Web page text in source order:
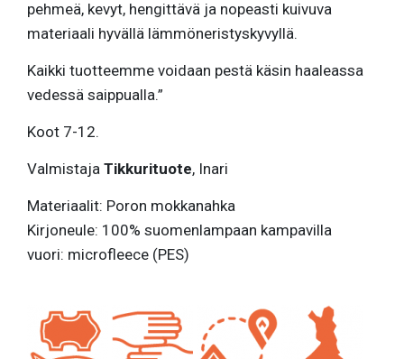
pehmeä, kevyt, hengittävä ja nopeasti kuivuva
materiaali hyvällä lämmöneristyskyvyllä.
Kaikki tuotteemme voidaan pestä käsin haaleassa
vedessä saippualla.”
Koot 7-12.
Valmistaja Tikkurituote, Inari
Materiaalit: Poron mokkanahka
Kirjoneule: 100% suomenlampaan kampavilla
vuori: microfleece (PES)